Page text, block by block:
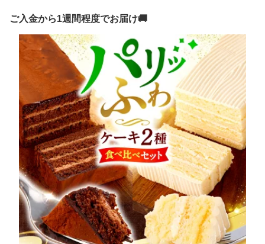
ご入金から1週間程度でお届け🚚